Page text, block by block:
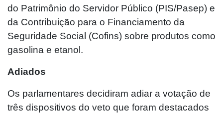
do Patrimônio do Servidor Público (PIS/Pasep) e
da Contribuição para o Financiamento da
Seguridade Social (Cofins) sobre produtos como
gasolina e etanol.
Adiados
Os parlamentares decidiram adiar a votação de
três dispositivos do veto que foram destacados